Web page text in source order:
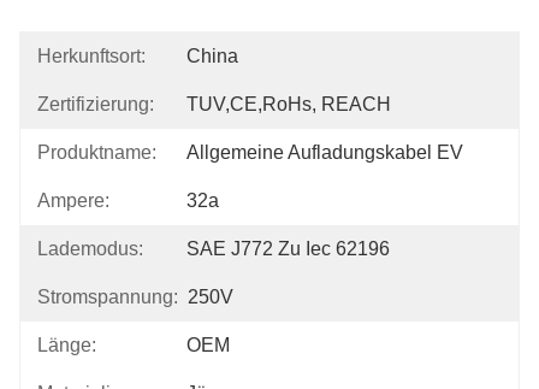
Herkunftsort: China
Zertifizierung: TUV,CE,RoHs, REACH
Produktname: Allgemeine Aufladungskabel EV
Ampere: 32a
Lademodus: SAE J772 Zu Iec 62196
Stromspannung: 250V
Länge: OEM